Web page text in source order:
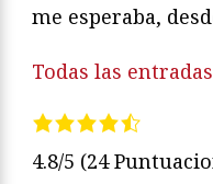
me esperaba,
Todas las
4.8/5 (24